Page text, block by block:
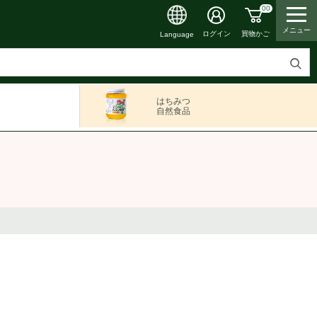
検
Language ログイン
00
買物かご メニュー
はちみつ
自然食品